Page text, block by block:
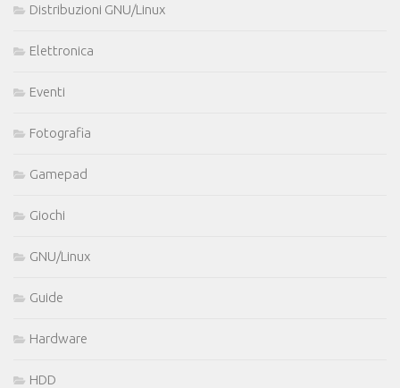
Distribuzioni GNU/Linux
Elettronica
Eventi
Fotografia
Gamepad
Giochi
GNU/Linux
Guide
Hardware
HDD